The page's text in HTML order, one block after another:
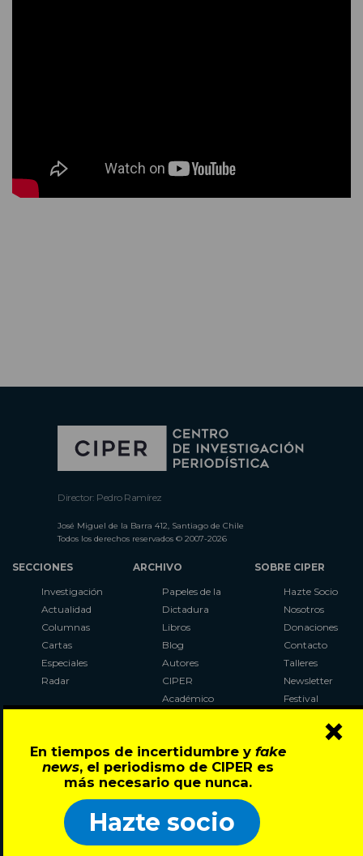
En tiempos de incertidumbre y fake
news, el periodismo de CIPER es
más necesario que nunca.
Hazte socio
×
Director: Pedro Ramírez
José Miguel de la Barra 412, Santiago de Chile
Todos los derechos reservados © 2007-2026
SECCIONES
Investigación
Actualidad
Columnas
Cartas
Especiales
Radar
ARCHIVO
Papeles de la
Dictadura
Libros
Blog
Autores
CIPER
Académico
Al Plebiscito
con CIPER
SOBRE CIPER
Hazte Socio
Nosotros
Donaciones
Contacto
Talleres
Newsletter
Festival